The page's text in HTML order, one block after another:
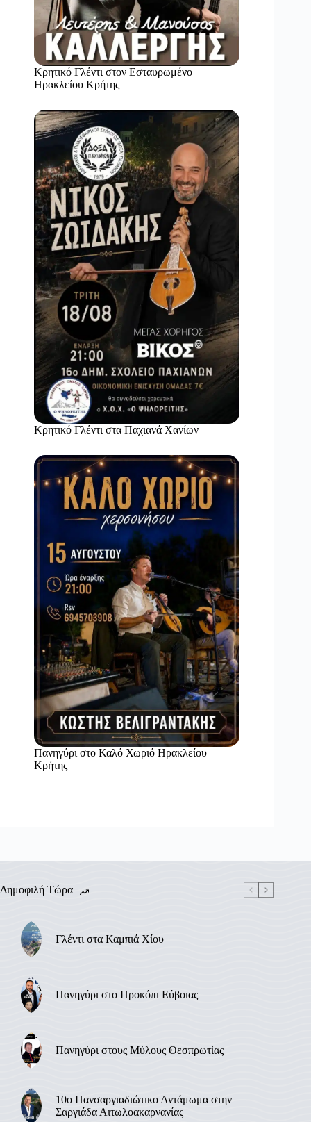
Κρητικό Γλέντι στον Εσταυρωμένο
Ηρακλείου Κρήτης
Κρητικό Γλέντι στα Παχιανά Χανίων
Πανηγύρι στο Καλό Χωριό Ηρακλείου
Κρήτης
Δημοφιλή Τώρα
Γλέντι στα Καμπιά Χίου
Πανηγύρι στο Προκόπι Εύβοιας
Πανηγύρι στους Μύλους Θεσπρωτίας
10ο Πανσαργιαδιώτικο Αντάμωμα στην
Σαργιάδα Αιτωλοακαρνανίας